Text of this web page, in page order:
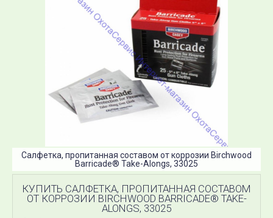
Салфетка, пропитанная составом от коррозии Birchwood
Barricade® Take-Alongs, 33025
КУПИТЬ САЛФЕТКА, ПРОПИТАННАЯ СОСТАВОМ
ОТ КОРРОЗИИ BIRCHWOOD BARRICADE® TAKE-
ALONGS, 33025